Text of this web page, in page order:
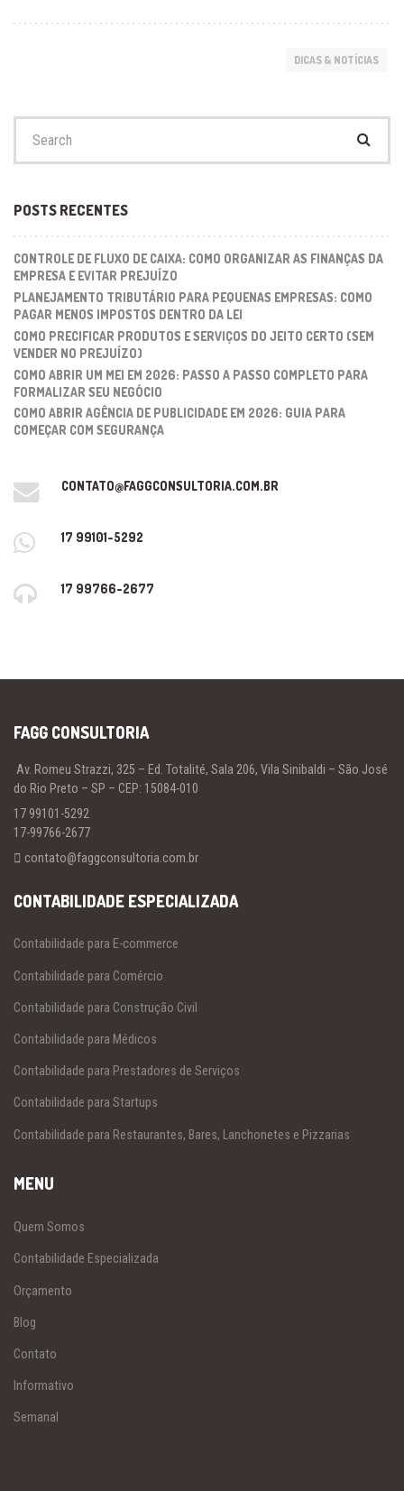
DICAS & NOTÍCIAS
POSTS RECENTES
CONTROLE DE FLUXO DE CAIXA: COMO ORGANIZAR AS FINANÇAS DA
EMPRESA E EVITAR PREJUÍZO
PLANEJAMENTO TRIBUTÁRIO PARA PEQUENAS EMPRESAS: COMO
PAGAR MENOS IMPOSTOS DENTRO DA LEI
COMO PRECIFICAR PRODUTOS E SERVIÇOS DO JEITO CERTO (SEM
VENDER NO PREJUÍZO)
COMO ABRIR UM MEI EM 2026: PASSO A PASSO COMPLETO PARA
FORMALIZAR SEU NEGÓCIO
COMO ABRIR AGÊNCIA DE PUBLICIDADE EM 2026: GUIA PARA
COMEÇAR COM SEGURANÇA
CONTATO@FAGGCONSULTORIA.COM.BR
17 99101-5292
17 99766-2677
FAGG CONSULTORIA
Av. Romeu Strazzi, 325 – Ed. Totalité, Sala 206, Vila Sinibaldi – São José
do Rio Preto – SP – CEP: 15084-010
17 99101-5292
17-99766-2677
contato@faggconsultoria.com.br
CONTABILIDADE ESPECIALIZADA
Contabilidade para E-commerce
Contabilidade para Comércio
Contabilidade para Construção Civil
Contabilidade para Médicos
Contabilidade para Prestadores de Serviços
Contabilidade para Startups
Contabilidade para Restaurantes, Bares, Lanchonetes e Pizzarias
MENU
Quem Somos
Contabilidade Especializada
Orçamento
Blog
Contato
Informativo
Semanal